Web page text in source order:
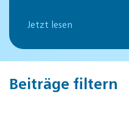
Jetzt lesen
Beiträge filtern